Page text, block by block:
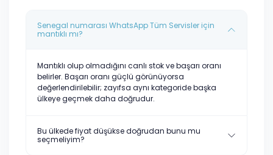
Senegal numarası WhatsApp Tüm Servisler için
mantıklı mı?
Mantıklı olup olmadığını canlı stok ve başarı oranı
belirler. Başarı oranı güçlü görünüyorsa
değerlendirilebilir; zayıfsa aynı kategoride başka
ülkeye geçmek daha doğrudur.
Bu ülkede fiyat düşükse doğrudan bunu mu
seçmeliyim?